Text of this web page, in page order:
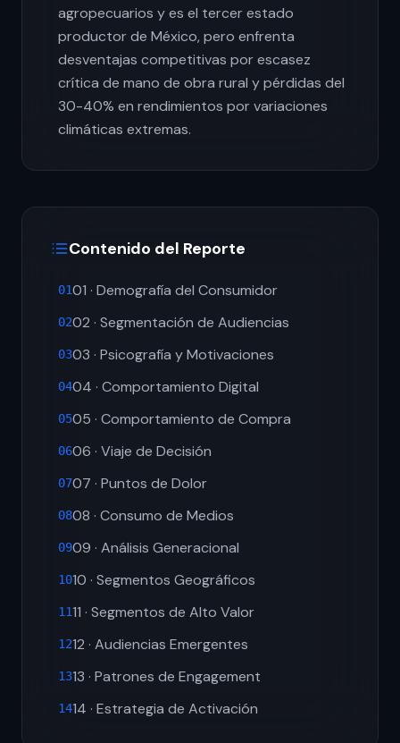
agropecuarios y es el tercer estado
productor de México, pero enfrenta
desventajas competitivas por escasez
crítica de mano de obra rural y pérdidas del
30-40% en rendimientos por variaciones
climáticas extremas.
Contenido del Reporte
0101 · Demografía del Consumidor
0202 · Segmentación de Audiencias
0303 · Psicografía y Motivaciones
0404 · Comportamiento Digital
0505 · Comportamiento de Compra
0606 · Viaje de Decisión
0707 · Puntos de Dolor
0808 · Consumo de Medios
0909 · Análisis Generacional
1010 · Segmentos Geográficos
1111 · Segmentos de Alto Valor
1212 · Audiencias Emergentes
1313 · Patrones de Engagement
1414 · Estrategia de Activación